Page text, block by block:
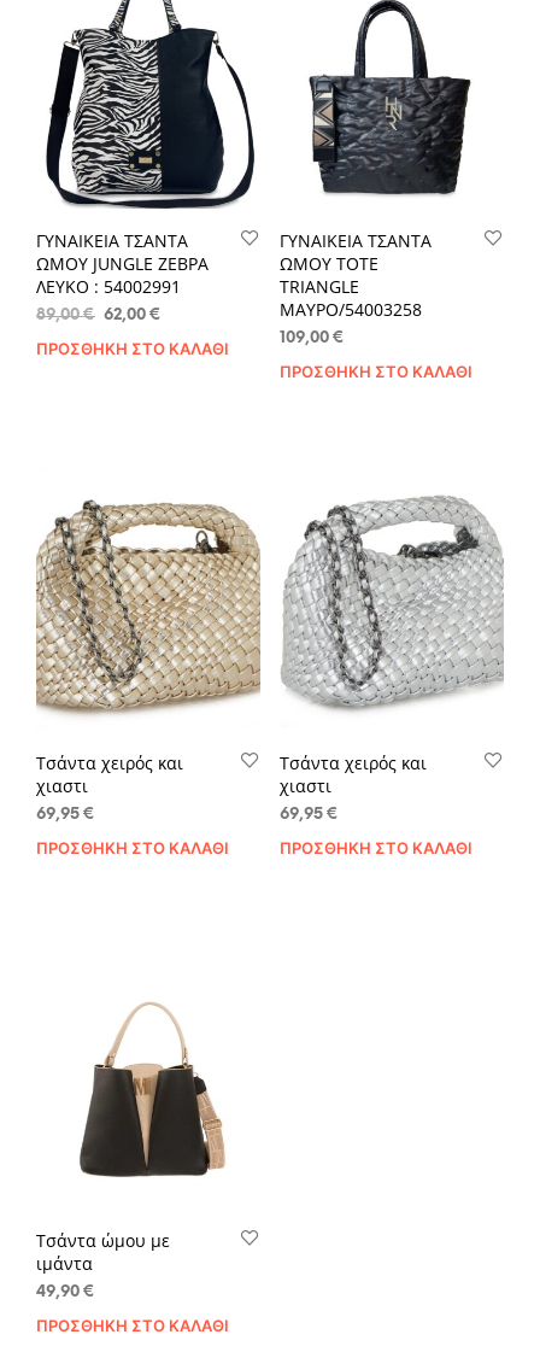
ΓΥΝΑΙΚΕΙΑ ΤΣΑΝΤΑ
ΩΜΟΥ JUNGLE ΖΕΒΡΑ
ΛΕΥΚΟ : 54002991
89,00€ Original
was:
62,00 €
τιμή
ΠΡΟΣΘΉΚΗ ΣΤΟ ΚΑΛΆΘΙ
ΓΥΝΑΙΚΕΙΑ ΤΣΑΝΤΑ
ΩΜΟΥ TOTE
TRIANGLE
ΜΑΥΡΟ/54003258
109,00 €
ΠΡΟΣΘΉΚΗ ΣΤΟ ΚΑΛΆΘΙ
Τσάντα χειρός και
χιαστι
69,95 €
ΠΡΟΣΘΉΚΗ ΣΤΟ ΚΑΛΆΘΙ
Τσάντα χειρός και
χιαστι
69,95 €
ΠΡΟΣΘΉΚΗ ΣΤΟ ΚΑΛΆΘΙ
Τσάντα ώμου με
ιμάντα
49,90 €
ΠΡΟΣΘΉΚΗ ΣΤΟ ΚΑΛΆΘΙ